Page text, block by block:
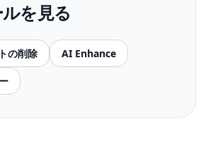
を見る
の削除 AI Enhance